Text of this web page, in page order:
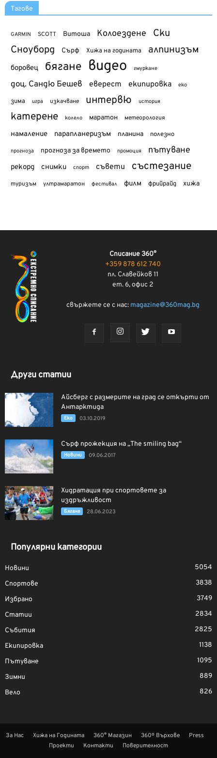
Тагове
GARMIN SCOTT Витоша Колоездене Ски
Сноуборд Сърф Хижа на годината алпинизъм
боровец бягане видео гмуркане
доц. Сандю Бешев еверест екипировка еко
зима игра изкачване интервю история
катерене колело маратон метеорология
намаление парапланеризъм планина полезно
прогноза прогноза за времето промоция пътуване
рекорд снимки спорт съвети състезание
туризъм ултрамаратон фестивал филм фрийрайд хижа
Списание 360°
+359 878 612 740
пл. Славейков 11
ет. 6, офис 2
свържете се с нас: magazine@360mag.bg
Други статии
Айсберг с размерите на град се откърти от
Антарктида
Еко 03.10.2019
Сърф прожекция на „The smiling bag“
Новини 09.06.2017
Хидратация при спортовете за
издръжливост
Бягане 28.06.2023
Популярни категории
Новини
5054
Спортове
3838
Избрано
3749
Статии
2834
Събития
2825
Екипировка
1138
Пътуване
1095
Зимни
889
Вело
826
За Нас Хижа на Годината 360° Магазин 360º Върхове
Press
Проекти
Контакти Поверителност